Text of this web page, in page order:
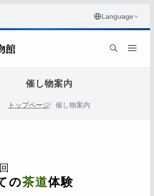
催し物案内
トップページ 催し物案内
の茶道体験